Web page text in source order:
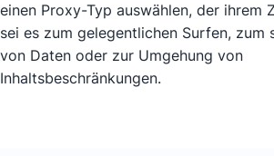
einen Proxy-Typ auswählen, der ihrem
sei es zum gelegentlichen Surfen, zum
von Daten oder zur Umgehung von
Inhaltsbeschränkungen.